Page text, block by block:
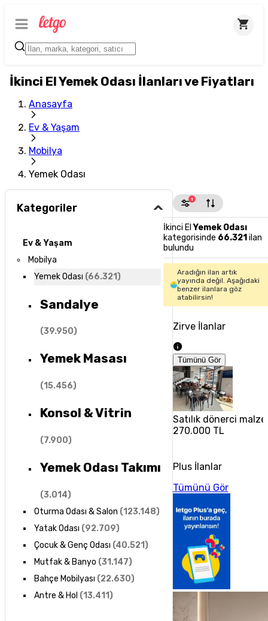
İkinci El Yemek Odası İlanları ve Fiyatları
Anasayfa
Ev & Yaşam
Mobilya
Yemek Odası
Kategoriler
Ev & Yaşam
Mobilya
Yemek Odası (66.321)
Sandalye
(39.950)
Yemek Masası
(15.456)
Konsol & Vitrin
(7.900)
Yemek Odası Takımı
(3.014)
Oturma Odası & Salon (123.148)
Yatak Odası (92.709)
Çocuk & Genç Odası (40.521)
Mutfak & Banyo (31.147)
Bahçe Mobilyası (22.630)
Antre & Hol (13.411)
1
İkinci ElYemek Odası
kategorisinde 66.321 ilan
bulundu
Aradığın ilan artık
yayında değil. Aşağıdaki
benzer ilanlara göz
atabilirsin!
Zirve İlanlar
Tümünü Gör
Satılık dönerci
270.000 TL
Plus İlanlar
Tümünü Gör